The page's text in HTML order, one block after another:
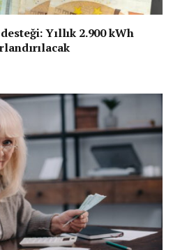
Yıllık 2.900 kWh